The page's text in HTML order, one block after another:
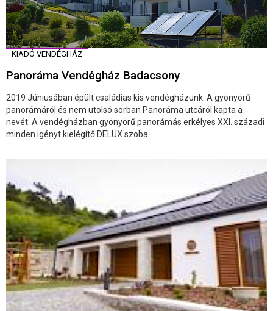
KIADÓ VENDÉGHÁZ
Panoráma Vendégház Badacsony
2019 Júniusában épült családias kis vendégházunk. A gyönyörű
panorámáról és nem utolsó sorban Panoráma utcáról kapta a
nevét. A vendégházban gyönyörű panorámás erkélyes XXI. századi
minden igényt kielégítő DELUX szoba ...